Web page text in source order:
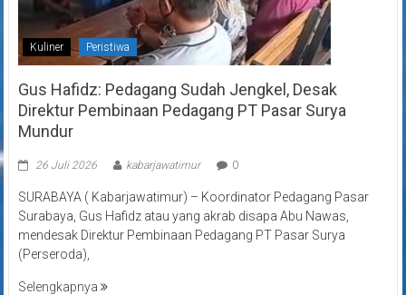
Kuliner Peristiwa
Gus Hafidz: Pedagang Sudah Jengkel, Desak
Direktur Pembinaan Pedagang PT Pasar Surya
Mundur
26 Juli 2026 kabarjawatimur 0
SURABAYA ( Kabarjawatimur) – Koordinator Pedagang Pasar
Surabaya, Gus Hafidz atau yang akrab disapa Abu Nawas,
mendesak Direktur Pembinaan Pedagang PT Pasar Surya
(Perseroda),
Selengkapnya